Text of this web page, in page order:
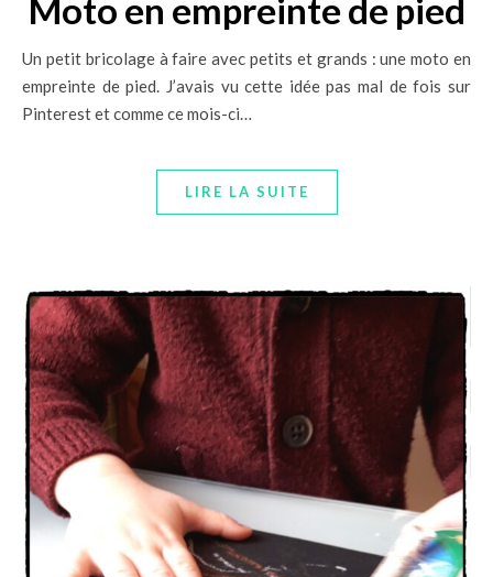
Moto en empreinte de pied
Un petit bricolage à faire avec petits et grands : une moto en
empreinte de pied. J’avais vu cette idée pas mal de fois sur
Pinterest et comme ce mois-ci…
LIRE LA SUITE